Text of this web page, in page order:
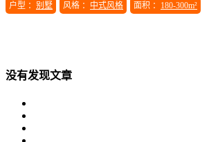
户型 ： 别墅 风格 ： 中式风格 面积 ： 180-300m²
没有发现文章